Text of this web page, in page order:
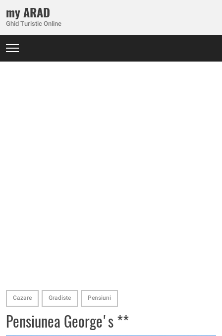
my ARAD
Ghid Turistic Online
Cazare Gradiste Pensiuni
Pensiunea George's **